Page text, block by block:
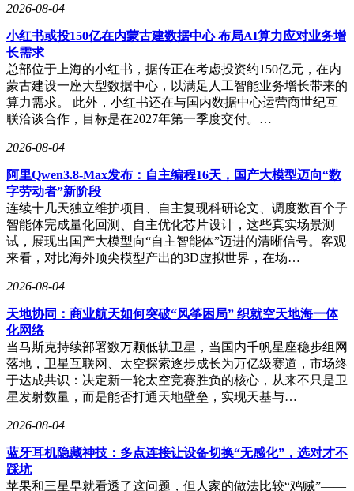
2026-08-04
小红书或投150亿在内蒙古建数据中心 布局AI算力应对业务增
长需求
总部位于上海的小红书，据传正在考虑投资约150亿元，在内
蒙古建设一座大型数据中心，以满足人工智能业务增长带来的
算力需求。 此外，小红书还在与国内数据中心运营商世纪互
联洽谈合作，目标是在2027年第一季度交付。…
2026-08-04
阿里Qwen3.8-Max发布：自主编程16天，国产大模型迈向“数
字劳动者”新阶段
连续十几天独立维护项目、自主复现科研论文、调度数百个子
智能体完成量化回测、自主优化芯片设计，这些真实场景测
试，展现出国产大模型向“自主智能体”迈进的清晰信号。客观
来看，对比海外顶尖模型产出的3D虚拟世界，在场…
2026-08-04
天地协同：商业航天如何突破“风筝困局” 织就空天地海一体
化网络
当马斯克持续部署数万颗低轨卫星，当国内千帆星座稳步组网
落地，卫星互联网、太空探索逐步成长为万亿级赛道，市场终
于达成共识：决定新一轮太空竞赛胜负的核心，从来不只是卫
星发射数量，而是能否打通天地壁垒，实现天基与…
2026-08-04
蓝牙耳机隐藏神技：多点连接让设备切换“无感化”，选对才不
踩坑
苹果和三星早就看透了这问题，但人家的做法比较“鸡贼”——